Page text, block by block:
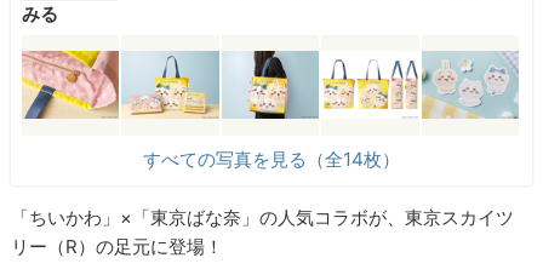
みる
すべての写真を見る（全14枚）
「ちいかわ」×「東京ばな奈」の人気コラボが、東京スカイツ
リー（R）の足元に登場！